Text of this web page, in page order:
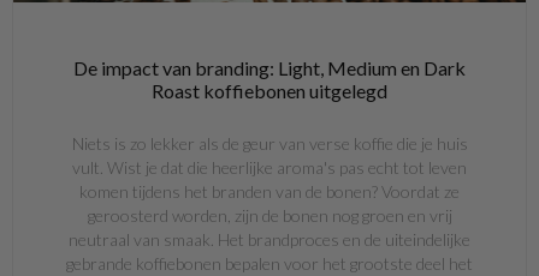
De impact van branding: Light, Medium en Dark
Roast koffiebonen uitgelegd
Niets is zo lekker als de geur van verse koffie die je huis
vult. Wist je dat die heerlijke aroma's pas echt tot leven
komen tijdens het branden van de bonen? Voordat ze
geroosterd worden, zijn de bonen nog groen en vrij
neutraal van smaak. Het brandproces en de uiteindelijke
gebrande koffiebonen bepalen voor het grootste deel het